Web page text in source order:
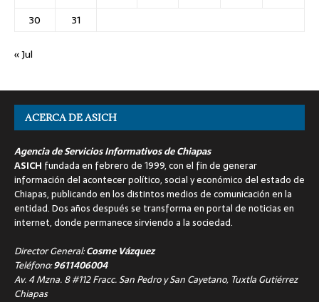
30
31
« Jul
ACERCA DE ASICH
Agencia de Servicios Informativos de Chiapas
ASICH fundada en febrero de 1999, con el fin de generar
información del acontecer político, social y económico del estado de
Chiapas, publicando en los distintos medios de comunicación en la
entidad. Dos años después se transforma en portal de noticias en
internet, donde permanece sirviendo a la sociedad.
Director General:Cosme Vázquez
Teléfono:9611406004
Av. 4 Mzna. 8 #112 Fracc. San Pedro y San Cayetano, Tuxtla Gutiérrez
Chiapas